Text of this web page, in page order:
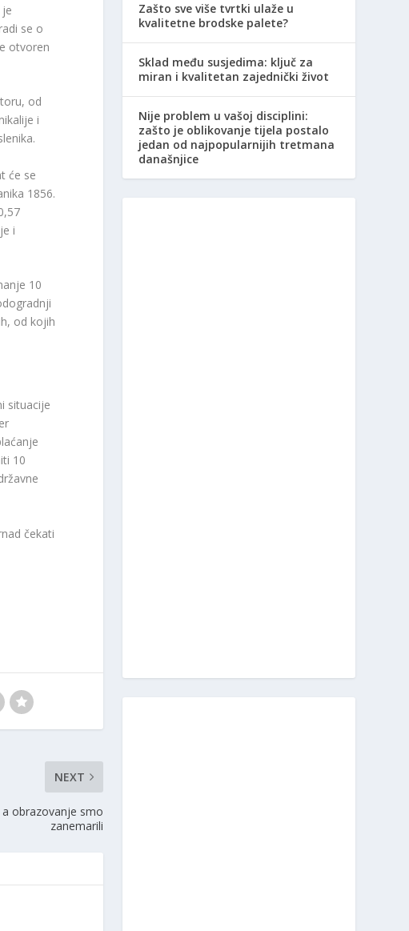
se o
otvoren
od
i
će se
1856.
i
10
od kojih
situacije
10
čekati
NEXT
obrazovanje smo
zanemarili
Zašto sve više tvrtki ulaže u
kvalitetne brodske palete?
Sklad među susjedima: ključ za
miran i kvalitetan zajednički život
Nije problem u vašoj disciplini:
zašto je oblikovanje tijela postalo
jedan od najpopularnijih tretmana
današnjice